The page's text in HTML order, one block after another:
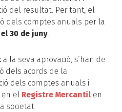
del resultat. Per tant, el
dels comptes anuals per la
30 de juny.
a la seva aprovació, s’han de
dels acords de la
dels comptes anuals i
en el Registre Mercantil en
societat.